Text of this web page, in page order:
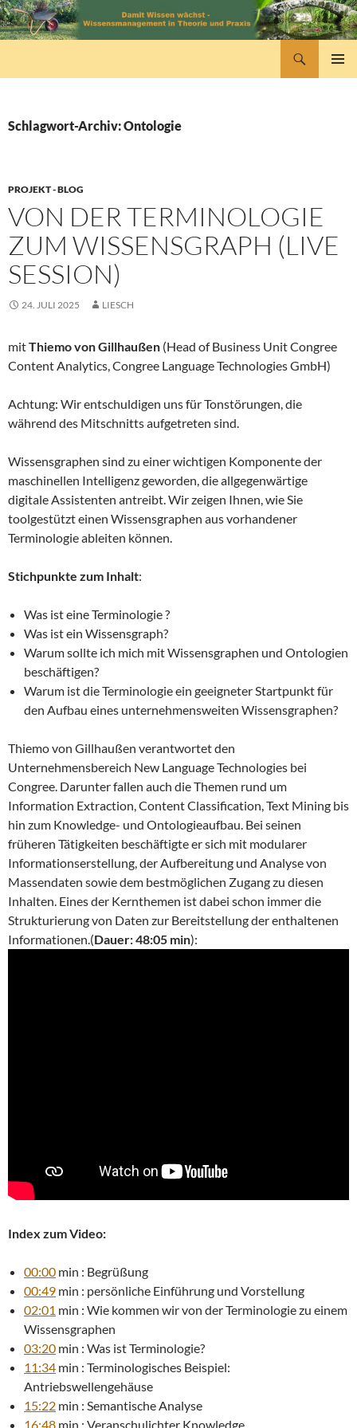
Zum
Inhalt
Schlagwort-Archiv: Ontologie
PROJEKT - BLOG
VON DER TERMINOLOGIE
ZUM WISSENSGRAPH (LIVE
SESSION)
24. JULI 2025 LIESCH
mitThiemo von Gillhaußen (Head of Business Unit Congree
Content Analytics, Congree Language Technologies GmbH)
Achtung: Wir entschuldigen uns für Tonstörungen, die
während des Mitschnitts aufgetreten sind.
Wissensgraphen sind zu einer wichtigen Komponente der
maschinellen Intelligenz geworden, die allgegenwärtige
digitale Assistenten antreibt. Wir zeigen Ihnen, wie Sie
toolgestützt einen Wissensgraphen aus vorhandener
Terminologie ableiten können.
Stichpunkte zum Inhalt:
Was ist eine Terminologie ?
Was ist ein Wissensgraph?
Warum sollte ich mich mit Wissensgraphen und Ontologien
beschäftigen?
Warum ist die Terminologie ein geeigneter Startpunkt für
den Aufbau eines unternehmensweiten Wissensgraphen?
Thiemo von Gillhaußen verantwortet den
Unternehmensbereich New Language Technologies bei
Congree. Darunter fallen auch die Themen rund um
Information Extraction, Content Classification, Text Mining bis
hin zum Knowledge- und Ontologieaufbau. Bei seinen
früheren Tätigkeiten beschäftigte er sich mit modularer
Informationserstellung, der Aufbereitung und Analyse von
Massendaten sowie dem bestmöglichen Zugang zu diesen
Inhalten. Eines der Kernthemen ist dabei schon immer die
Strukturierung von Daten zur Bereitstellung der enthaltenen
Informationen.(Dauer: 48:05 min):
Index zum Video:
00:00 min : Begrüßung
00:49 min : persönliche Einführung und Vorstellung
02:01 min : Wie kommen wir von der Terminologie zu einem
Wissensgraphen
03:20 min : Was ist Terminologie?
11:34 min : Terminologisches Beispiel:
Antriebswellengehäuse
15:22 min : Semantische Analyse
16:48 min : Veranschulichter Knowledge